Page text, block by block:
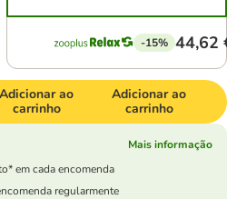
-15% 44,62
Adicionar ao
carrinho
Adicionar ao
carrinho
Mais informação
em cada encomenda
regularmente